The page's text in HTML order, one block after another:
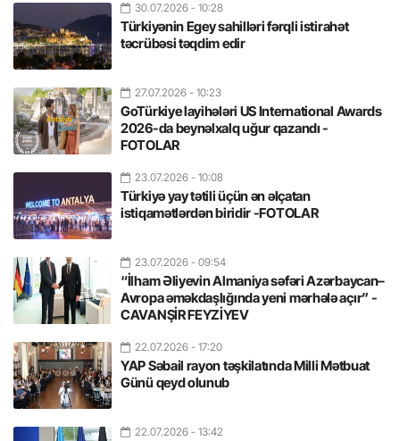
30.07.2026 - 10:28
Türkiyənin Egey sahilləri fərqli istirahət
təcrübəsi təqdim edir
27.07.2026 - 10:23
GoTürkiye layihələri US International Awards
2026-da beynəlxalq uğur qazandı -
FOTOLAR
23.07.2026 - 10:08
Türkiyə yay tətili üçün ən əlçatan
istiqamətlərdən biridir -FOTOLAR
23.07.2026 - 09:54
“İlham Əliyevin Almaniya səfəri Azərbaycan–
Avropa əməkdaşlığında yeni mərhələ açır” -
CAVANŞİR FEYZİYEV
22.07.2026 - 17:20
YAP Səbail rayon təşkilatında Milli Mətbuat
Günü qeyd olunub
22.07.2026 - 13:42